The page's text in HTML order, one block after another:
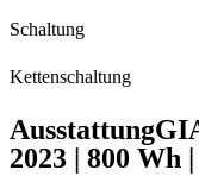
Schaltung
Kettenschaltung
Ausstattung
2023 | 800 Wh |